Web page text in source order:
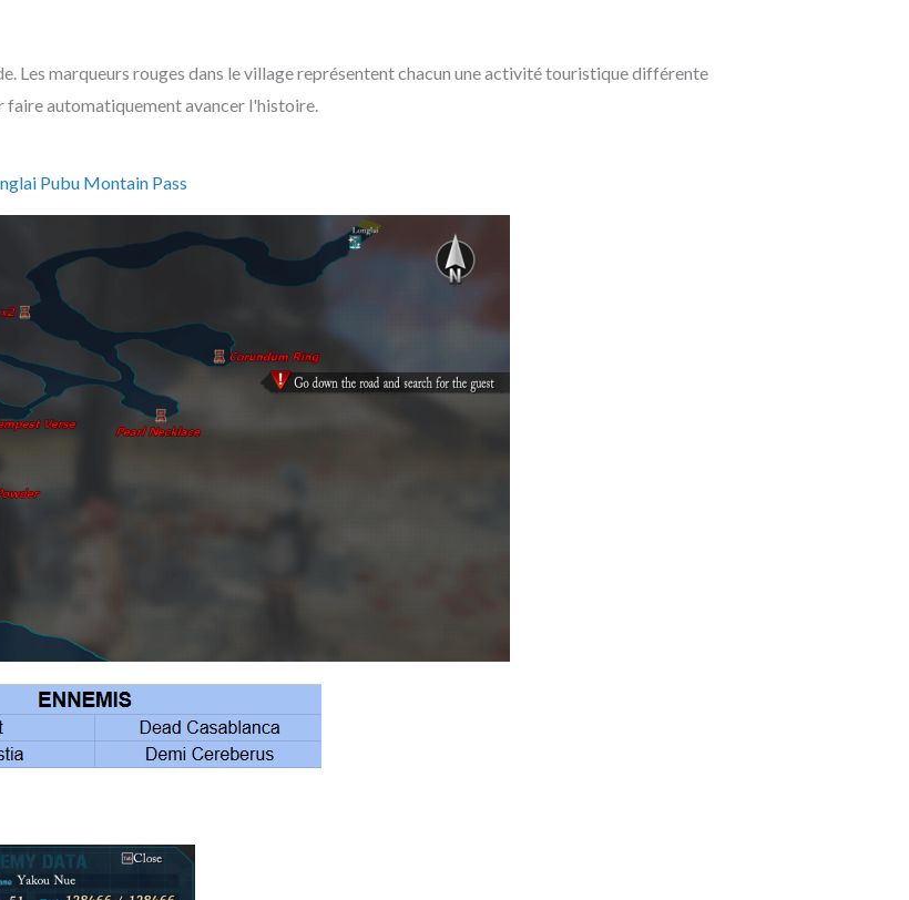
Les marqueurs rouges dans le village représentent chacun une activité touristique différente
faire automatiquement avancer l'histoire.
Pubu Montain Pass